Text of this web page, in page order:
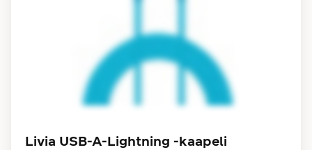
Livia USB-A-Lightning -kaapeli